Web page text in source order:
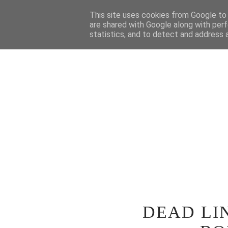
STRONA GŁÓWNA WOKÓŁ TEATRU
DEAD
This site uses cookies from Google
are shared with Google along with
statistics, and to detect and address